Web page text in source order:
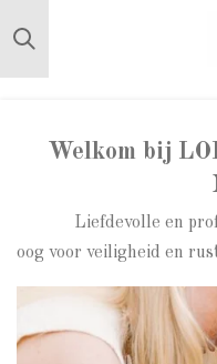
Ga
direct
hoofdinhoud
Welkom bij
Liefdevolle en
oog voor veiligheid en